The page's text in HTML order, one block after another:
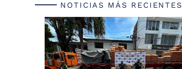
NOTICIAS MÁS RECIENTES